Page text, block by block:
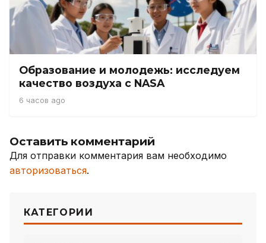
Образование и молодежь: исследуем
качество воздуха с NASA
6 часов ago
Оставить комментарий
Для отправки комментария вам необходимо
авторизоваться.
КАТЕГОРИИ